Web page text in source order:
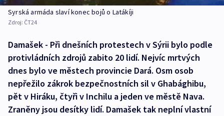
Syrská armáda slaví konec bojů o Latákíji
Zdroj: ČT24
Damašek - Při dnešních protestech v Sýrii bylo podle
protivládních zdrojů zabito 20 lidí. Nejvíc mrtvých
dnes bylo ve městech provincie Dará. Osm osob
nepřežilo zákrok bezpečnostních sil v Ghabághibu,
pět v Hiráku, čtyři v Inchilu a jeden ve městě Nava.
Zraněny jsou desítky lidí. Damašek tak neplní vlastní